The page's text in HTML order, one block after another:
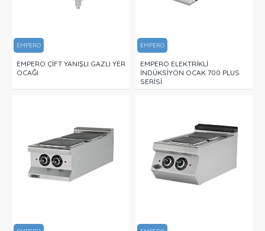
EMPERO
EMPERO ÇİFT YANIŞLI GAZLI YER
OCAĞI
EMPERO
EMPERO ELEKTRİKLİ
İNDÜKSİYON OCAK 700 PLUS
SERİSİ